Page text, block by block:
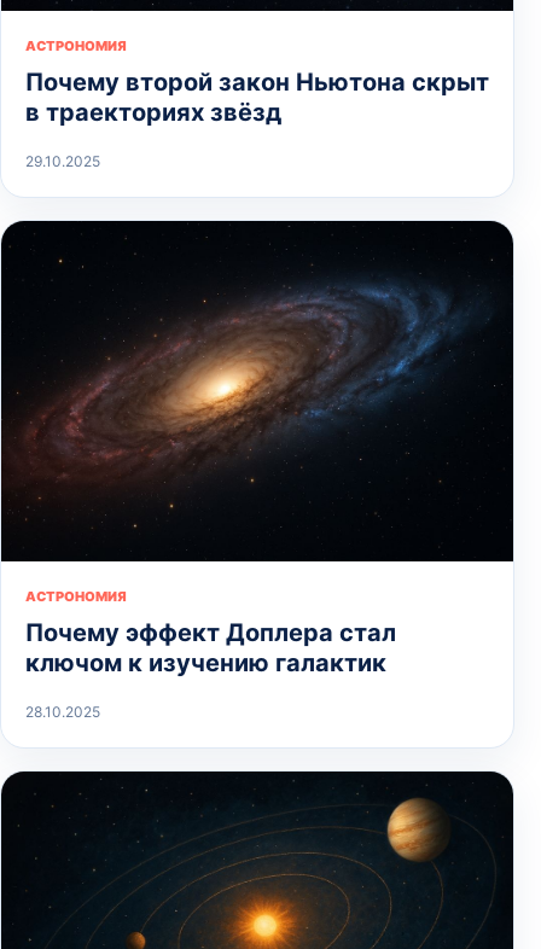
АСТРОНОМИЯ
Почему второй закон Ньютона скрыт
в траекториях звёзд
29.10.2025
АСТРОНОМИЯ
Почему эффект Доплера стал
ключом к изучению галактик
28.10.2025